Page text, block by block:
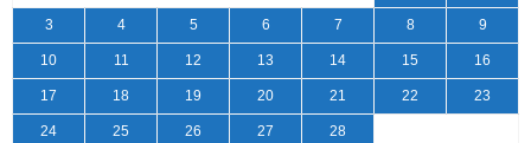
3 4 5 6 7 8 9
10 11 12 13 14 15 16
17 18 19 20 21 22 23
24 25 26 27
28